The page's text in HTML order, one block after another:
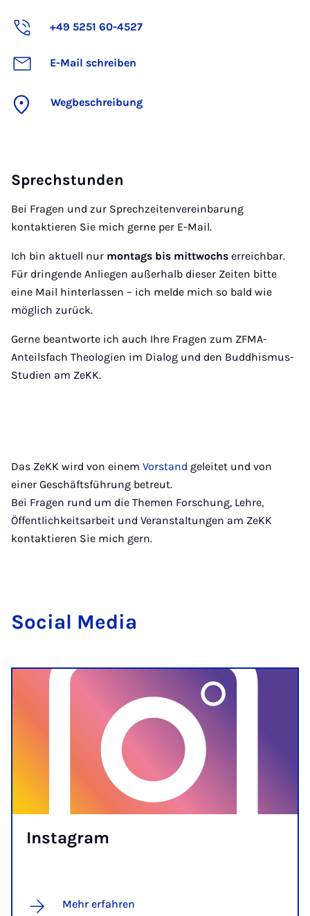
+49 5251 60-4527
E-Mail schreiben
Wegbeschreibung
Sprechstunden
Bei Fragen und zur Sprechzeitenvereinbarung
kontaktieren Sie mich gerne per E-Mail.
Ich bin aktuell nur montags bis mittwochs erreichbar.
Für dringende Anliegen außerhalb dieser Zeiten bitte
eine Mail hinterlassen – ich melde mich so bald wie
möglich zurück.
Gerne beantworte ich auch Ihre Fragen zum ZFMA-
Anteilsfach Theologien im Dialog und den Buddhismus-
Studien am ZeKK.
Das ZeKK wird von einem Vorstand geleitet und von
einer Geschäftsführung betreut.
Bei Fragen rund um die Themen Forschung, Lehre,
Öffentlichkeitsarbeit und Veranstaltungen am ZeKK
kontaktieren Sie mich gern.
So­ci­al Me­dia
Ins­ta­gram
Mehr erfahren